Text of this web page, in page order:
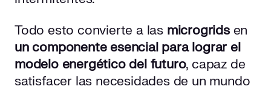
Todo esto convierte a las microgrids en
un componente esencial para lograr el
modelo energético del futuro, capaz de
satisfacer las necesidades de un mundo